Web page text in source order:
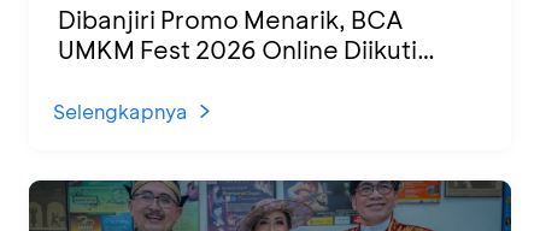
Dibanjiri Promo Menarik, BCA
UMKM Fest 2026 Online Diikuti
Selengkapnya